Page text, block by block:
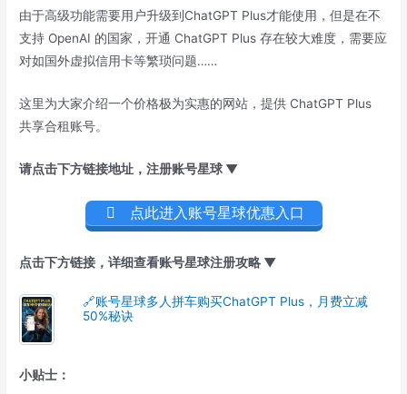
由于高级功能需要用户升级到ChatGPT Plus才能使用，但是在不
支持 OpenAI 的国家，开通 ChatGPT Plus 存在较大难度，需要应
对如国外虚拟信用卡等繁琐问题……
这里为大家介绍一个价格极为实惠的网站，提供 ChatGPT Plus
共享合租账号。
请点击下方链接地址，注册账号星球 ▼
点此进入账号星球优惠入口
点击下方链接，详细查看账号星球注册攻略 ▼
🔗账号星球多人拼车购买ChatGPT Plus，月费立减
50%秘诀
小贴士：